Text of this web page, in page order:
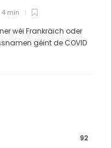
4 min
wéi Frankräich oder
géint de COVID
92